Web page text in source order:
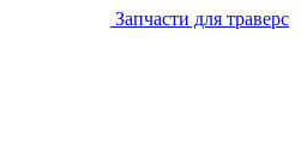
Запчасти для траверс